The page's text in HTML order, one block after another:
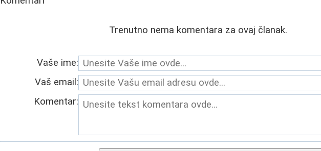
Trenutno nema komentara za ovaj članak.
Vaše ime:
Vaš email:
Komentar: